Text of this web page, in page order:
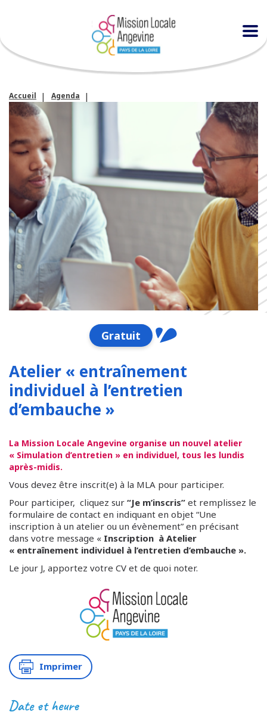
Accueil
Agenda
Atelier « entraînement individuel à l’entretien d’embauche »
Gratuit
Atelier « entraînement
individuel à l’entretien
d’embauche »
La Mission Locale Angevine organise un nouvel atelier
« Simulation d’entretien » en individuel, tous les lundis
après-midis.
Vous devez être inscrit(e) à la MLA pour participer.
Pour participer, cliquez sur “Je m’inscris” et remplissez le
formulaire de contact en indiquant en objet “Une
inscription à un atelier ou un évènement” en précisant
dans votre message « Inscription à Atelier
« entraînement individuel à l’entretien d’embauche ».
Le jour J, apportez votre CV et de quoi noter.
Imprimer
Date et heure